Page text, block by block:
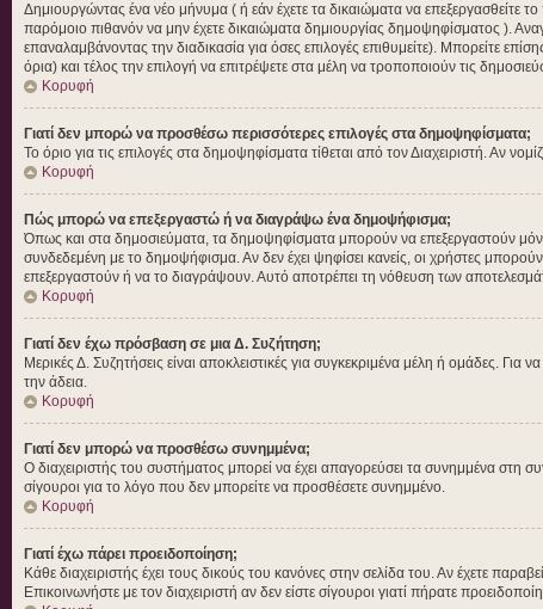
Δημιουργώντας ένα νέο μήνυμα ( ή εάν έχετε τα δικαιώματα να
παρόμοιο πιθανόν να μην έχετε δικαιώματα δημιουργίας δημοψηφίσματος ).
επαναλαμβάνοντας την διαδικασία για όσες επιλογές επιθυμείτε). Μπορείτε
όρια) και τέλος την επιλογή να επιτρέψετε στα μέλη να τροποποιούν τις
Κορυφή
Γιατί δεν μπορώ να προσθέσω περισσότερες επιλογές στα δημοψηφίσματα;
Το όριο για τις επιλογές στα δημοψηφίσματα τίθεται από τον Διαχειριστή. Αν
Κορυφή
Πώς μπορώ να επεξεργαστώ ή να διαγράψω ένα δημοψήφισμα;
Όπως και στα δημοσιεύματα, τα δημοψηφίσματα μπορούν να επεξεργαστούν μόνο
συνδεδεμένη με το δημοψήφισμα. Αν δεν έχει ψηφίσει κανείς, οι χρήστες
επεξεργαστούν ή να το διαγράψουν. Αυτό αποτρέπει τη νόθευση των
Κορυφή
Γιατί δεν έχω πρόσβαση σε μια Δ. Συζήτηση;
Μερικές Δ. Συζητήσεις είναι αποκλειστικές για συγκεκριμένα μέλη ή ομάδες. Για
την άδεια.
Κορυφή
Γιατί δεν μπορώ να προσθέσω συνημμένα;
Ο διαχειριστής του συστήματος μπορεί να έχει απαγορεύσει τα συνημμένα στη
σίγουροι για το λόγο που δεν μπορείτε να προσθέσετε συνημμένο.
Κορυφή
Γιατί έχω πάρει προειδοποίηση;
Κάθε διαχειριστής έχει τους δικούς του κανόνες στην σελίδα του. Αν έχετε
Επικοινωνήστε με τον διαχειριστή αν δεν είστε σίγουροι γιατί πήρατε